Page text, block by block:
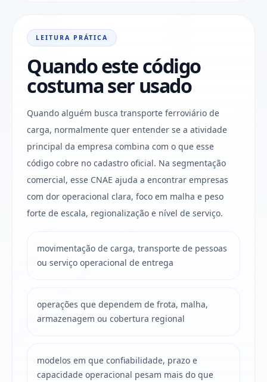
LEITURA PRÁTICA
Quando este código
costuma ser usado
Quando alguém busca transporte ferroviário de
carga, normalmente quer entender se a atividade
principal da empresa combina com o que esse
código cobre no cadastro oficial. Na segmentação
comercial, esse CNAE ajuda a encontrar empresas
com dor operacional clara, foco em malha e peso
forte de escala, regionalização e nível de serviço.
movimentação de carga, transporte de pessoas
ou serviço operacional de entrega
operações que dependem de frota, malha,
armazenagem ou cobertura regional
modelos em que confiabilidade, prazo e
capacidade operacional pesam mais do que